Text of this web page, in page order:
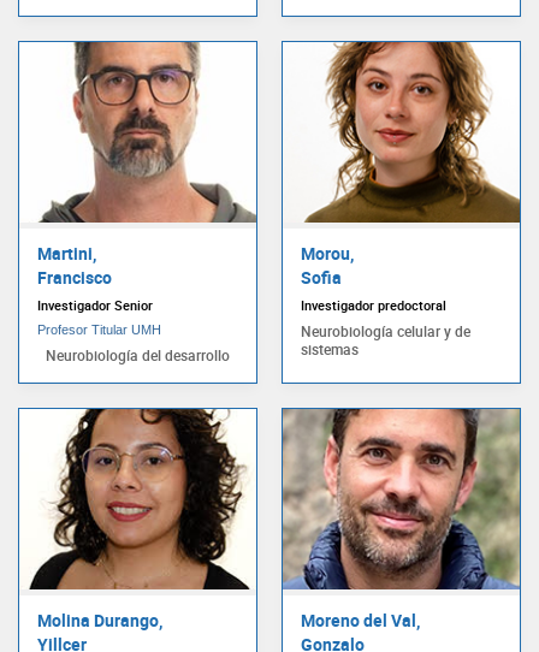
Martini,
Francisco
Investigador Senior
Profesor Titular UMH
Neurobiología del desarrollo
Morou,
Sofia
Investigador predoctoral
Neurobiología celular y de
sistemas
Molina Durango,
Yillcer
Moreno del Val,
Gonzalo